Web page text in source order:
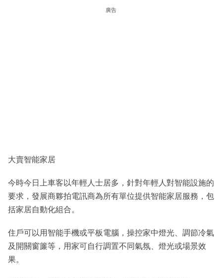
廣告
大賣智能家居
今時今日上車客以年輕人士居多，針對年輕人對智能設施的
要求，發展商夥拍電訊商為所有單位提供智能家居服務，包
括家居自動化組合。
住戶可以用智能手機或平板電腦，操控家中燈光、調節冷氣
及開關窗簾等，用家可自行調置不同氣氛、燈光或場景效
果。